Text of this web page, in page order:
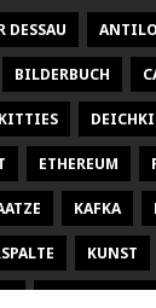
DESSAU
BILDERBUCH
ETHEREUM
KAFKA
KUNST